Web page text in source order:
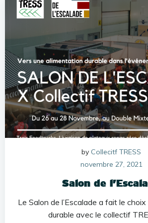
by Collecitf TRESS
novembre 27, 2021
Salon de
Le Salon de l’Escalade a fait le choix
durable avec le collectif